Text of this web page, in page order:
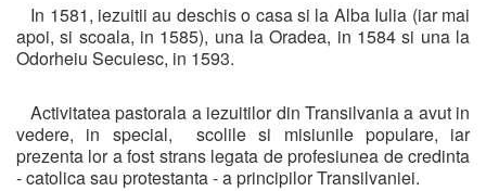
In 1581, iezuitii au deschis o casa si la Alba Iulia (iar mai
apoi, si scoala, in 1585), una la Oradea, in 1584 si una la
Odorheiu Secuiesc, in 1593.
Activitatea pastorala a iezuitilor din Transilvania a avut in
vedere, in special, scolile si misiunile populare, iar
prezenta lor a fost strans legata de profesiunea de credinta
- catolica sau protestanta - a principilor Transilvaniei.